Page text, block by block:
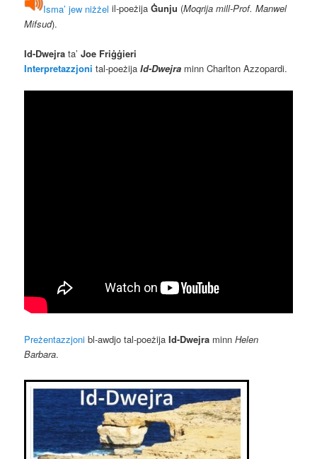
Isma’ jew niżżelil-poeżijaĠunju (Moqrija mill-Prof. Manwel
Mifsud).
Id-Dwejrata’ Joe Friġġieri
Interpretazzjoni tal-poeżijaId-Dwejra minn Charlton Azzopardi.
Preżentazzjoni bl-awdjo tal-poeżija Id-Dwejra minnHelen
Barbara.